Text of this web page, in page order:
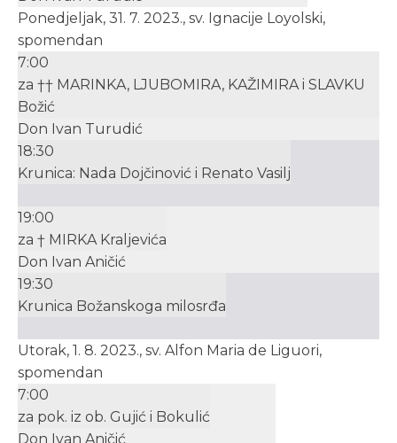
Ponedjeljak, 31. 7. 2023., sv. Ignacije Loyolski,
spomendan
7:00
za †† MARINKA, LJUBOMIRA, KAŽIMIRA i SLAVKU
Božić
Don Ivan Turudić
18:30
Krunica: Nada Dojčinović i Renato Vasilj
19:00
za † MIRKA Kraljevića
Don Ivan Aničić
19:30
Krunica Božanskoga milosrđa
Utorak, 1. 8. 2023., sv. Alfon Maria de Liguori,
spomendan
7:00
za pok. iz ob. Gujić i Bokulić
Don Ivan Aničić